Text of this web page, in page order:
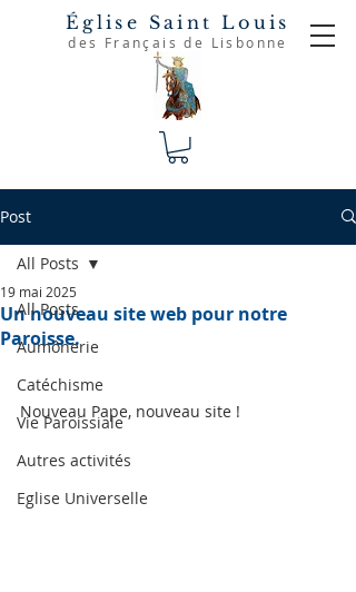
Église Saint Louis
des Français de Lisbonne
Post
All Posts
Aumônerie
Catéchisme
Vie Paroissiale
Autres activités
Eglise Universelle
All Posts
Un nouveau site web pour notre
Paroisse.
19 mai 2025
Nouveau Pape, nouveau site !